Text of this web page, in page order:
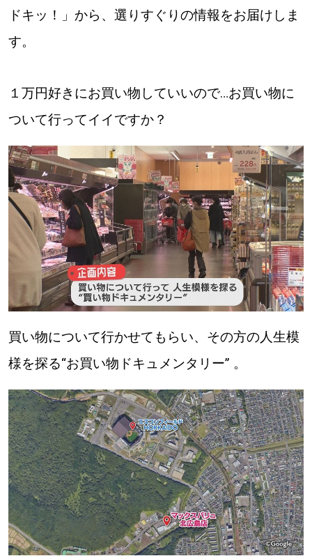
北海道で暮らす、あなたとつくる、
明日への”きっかけ”WEBマガジン
KEYWORD キーワード
Sitakke編集部あい
【いろんな価値観や生き方に触れたい】
Sitakke編集部 IKU 【まったり楽しみたい】
【暮らしの知恵を身につけたい】 札幌市
【札幌のお気に入りを見つけたい】
ドキッ！」から、選りすぐりの情報をお届けしま
す。
１万円好きにお買い物していいので…お買い物に
ついて行ってイイですか？
買い物について行かせてもらい、その方の人生模
様を探る“お買い物ドキュメンタリー” 。